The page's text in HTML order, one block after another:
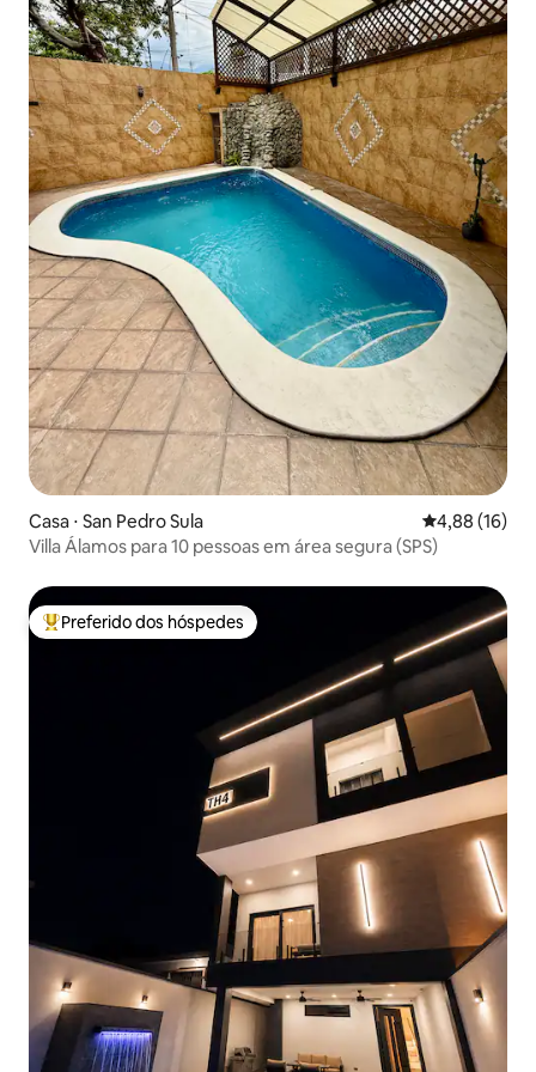
Casa ⋅ San Pedro Sula 4,88 de uma
4,88 (16)
Villa Álamos para 10 pessoas em área segura (SPS)
Entre os melhores preferidos dos hóspedes
Preferido dos hóspedes